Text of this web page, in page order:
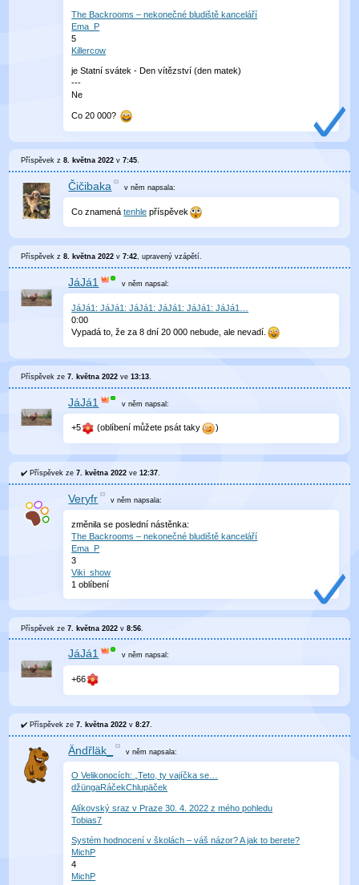
The Backrooms – nekonečné bludiště kanceláří
Ema_P
5
Killercow
je Statní svátek - Den vítězství (den matek)
---
Ne
Co 20 000?
Příspěvek z8. května 2022 v7:45.
Čičibaka v němnapsala:
Co znamenátenhle příspěvek
Příspěvek z8. května 2022 v7:42, upravenývzápětí.
JáJá1 v něm napsal:
JáJá1: JáJá1: JáJá1: JáJá1: JáJá1: JáJá1…
0:00
Vypadá to, že za 8 dní 20 000 nebude, ale nevadí.
Příspěvek ze7. května 2022 ve13:13
JáJá1 v něm napsal:
+5 (oblíbení můžete psát taky )
Příspěvek ze7. května 2022 ve12:37.
Veryfr v němnapsala:
změnila se poslední nástěnka:
The Backrooms – nekonečné bludiště kanceláří
Ema_P
3
Viki_show
1 oblíbení
Příspěvek ze7. května 2022 v8:56
JáJá1 v něm napsal:
+66
Příspěvek ze7. května 2022 v8:27
Ändřläk_ v němnapsala:
O Velikonocích: „Teto, ty vajíčka se…
džüngaRáčekChlupäček
Alíkovský sraz v Praze 30. 4. 2022 z mého pohledu
Tobias7
Systém hodnocení v školách –⁠ váš názor? A jak to berete?
MichP
4
MichP